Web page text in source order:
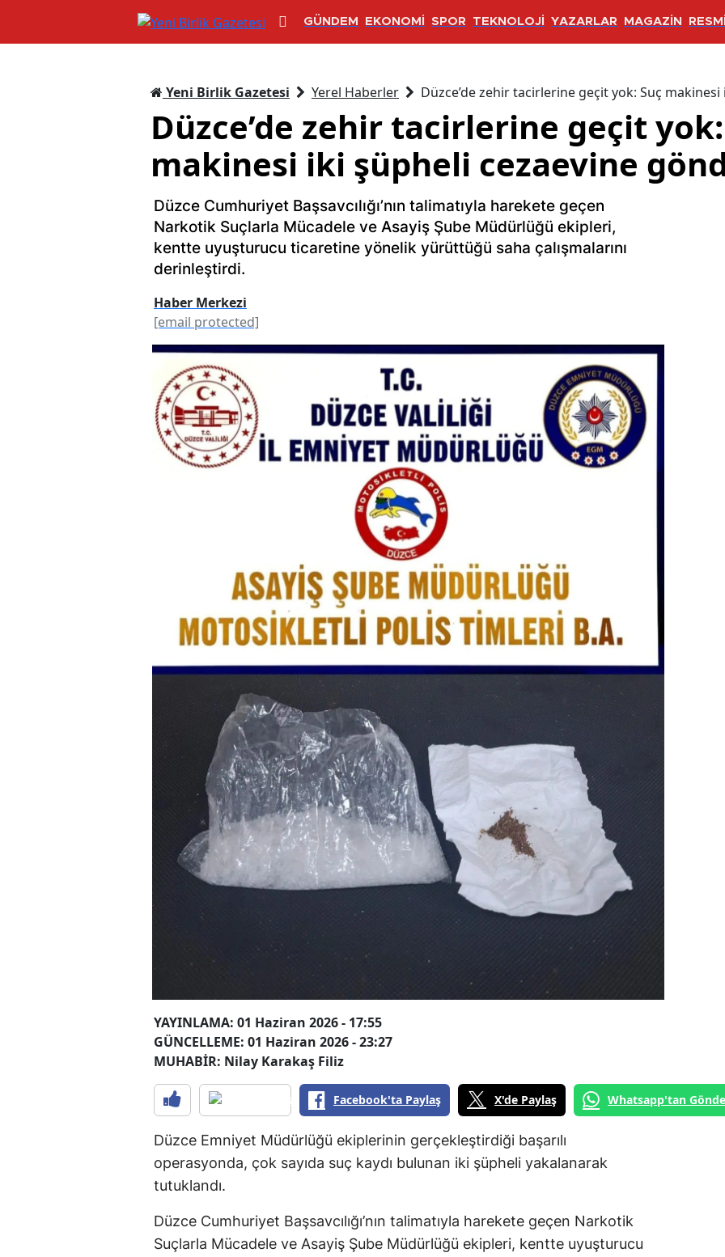
GÜNDEM EKONOMİ SPOR TEKNOLOJİ YAZARLAR MAGAZİN
Yeni Birlik Gazetesi Yerel Haberler Düzce’de zehir tacirlerine geçit yok: Suç
Düzce’de zehir tacirlerine geçit
makinesi iki şüpheli cezaevine
Düzce Cumhuriyet Başsavcılığı’nın talimatıyla harekete geçen
Narkotik Suçlarla Mücadele ve Asayiş Şube Müdürlüğü ekipleri,
kentte uyuşturucu ticaretine yönelik yürüttüğü saha çalışmalarını
derinleştirdi.
Haber Merkezi
[email protected]
YAYINLAMA: 01 Haziran 2026 - 17:55
GÜNCELLEME: 01 Haziran 2026 - 23:27
MUHABİR: Nilay Karakaş Filiz
Facebook'ta Paylaş X'de Paylaş Whatsapp'tan
Düzce Emniyet Müdürlüğü ekiplerinin gerçekleştirdiği başarılı
operasyonda, çok sayıda suç kaydı bulunan iki şüpheli yakalanarak
tutuklandı.
Düzce Cumhuriyet Başsavcılığı’nın talimatıyla harekete geçen Narkotik
Suçlarla Mücadele ve Asayiş Şube Müdürlüğü ekipleri, kentte uyuşturucu